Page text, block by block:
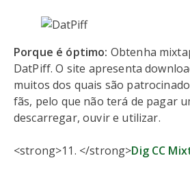
Porque é óptimo: Obtenha
DatPiff. O site apresenta
muitos dos quais são
fãs, pelo que não terá de pagar
descarregar, ouvir e utilizar.
<strong>11. </strong>Dig CC